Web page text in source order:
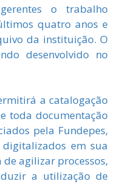
o trabalho
quatro anos e
da instituição. O
desenvolvido no
a catalogação
toda documentação
pela Fundepes,
em sua
agilizar processos,
a utilização de